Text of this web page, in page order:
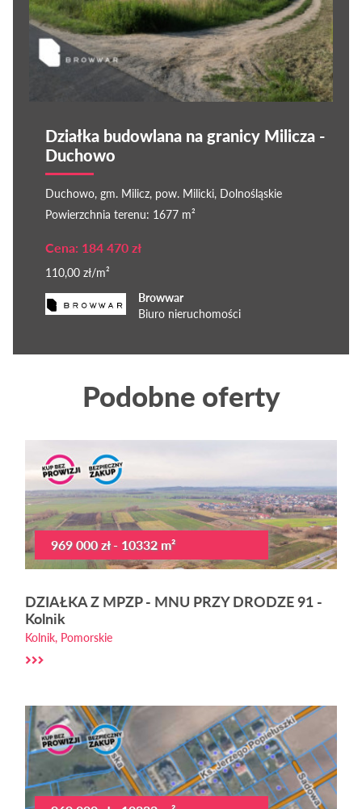
Działka budowlana na granicy Milicza -
Duchowo
Duchowo, gm. Milicz, pow. Milicki, Dolnośląskie
Powierzchnia terenu: 1677 m²
Cena: 184 470 zł
110,00 zł/m²
Browwar
Biuro nieruchomości
Podobne oferty
969 000 zł - 10332 m²
DZIAŁKA Z MPZP - MNU PRZY DRODZE 91 -
Kolnik
Kolnik, Pomorskie